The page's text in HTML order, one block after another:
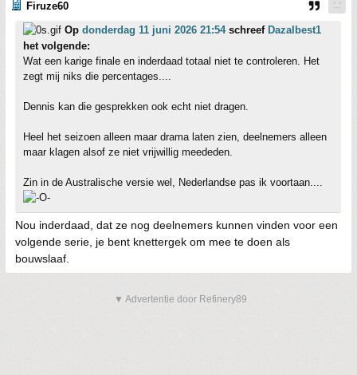
Firuze60
Op donderdag 11 juni 2026 21:54schreef Dazalbest1
het volgende:
Wat een karige finale en inderdaad totaal niet te controleren. Het
zegt mij niks die percentages....
Dennis kan die gesprekken ook echt niet dragen.
Heel het seizoen alleen maar drama laten zien, deelnemers alleen
maar klagen alsof ze niet vrijwillig meededen.
Zin in de Australische versie wel, Nederlandse pas ik voortaan....
Nou inderdaad, dat ze nog deelnemers kunnen vinden voor een
volgende serie, je bent knettergek om mee te doen als
bouwslaaf.
▼ Advertentie door Refinery89